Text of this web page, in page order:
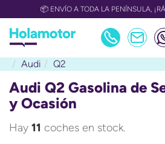
📅 OULET Grupo Safamotor hasta
Audi Q2
Audi Q2 Gasolina de
y Ocasión
Hay 11 coches en stock.